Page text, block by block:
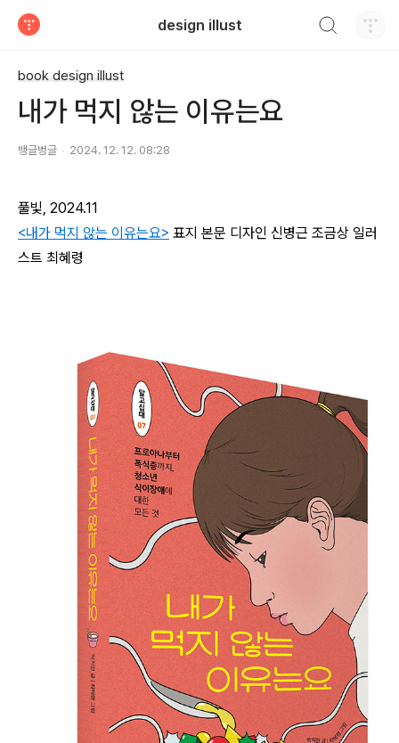
design illust
book design illust
내가 먹지 않는 이유는요
뱅글벙글 2024. 12. 12. 08:28
풀빛, 2024.11
<내가 먹지 않는 이유는요> 표지 본문 디자인 신병근 조금상 일러
스트 최혜령